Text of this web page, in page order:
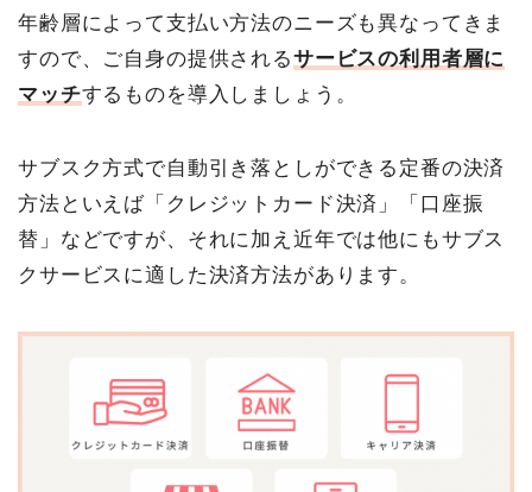
年齢層によって支払い方法のニーズも異なってきま
すので、ご自身の提供されるサービスの利用者層に
マッチするものを導入しましょう。
サブスク方式で自動引き落としができる定番の決済
方法といえば「クレジットカード決済」「口座振
替」などですが、それに加え近年では他にもサブス
クサービスに適した決済方法があります。